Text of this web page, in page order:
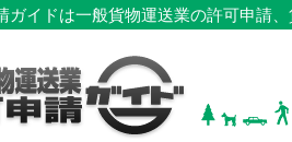
ガイドは一般貨物運送業の許可申請